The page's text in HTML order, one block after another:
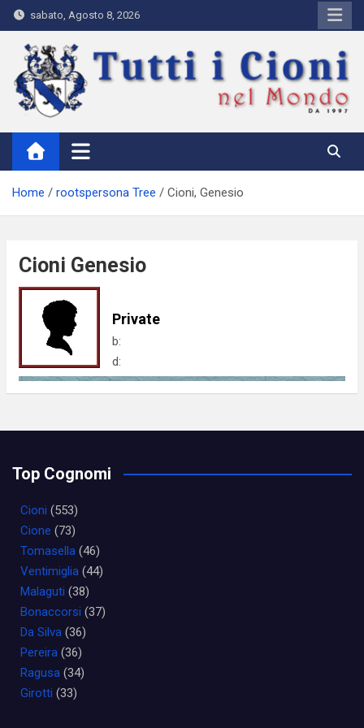
Skip
to
content
sabato, Agosto 8, 2026
Tutti i Cioni nel Mondo
Where Cioni`s come from
Home rootspersona Tree Cioni, Genesio
Cioni Genesio
Private
b:
d:
Top Cognomi
Cioni (553)
Cione (73)
Tomasella (46)
Ventimiglia (44)
Malaguti (38)
Bonaccorsi (37)
Da Silva (36)
Pereira (36)
Ragusa (34)
Girotti (33)